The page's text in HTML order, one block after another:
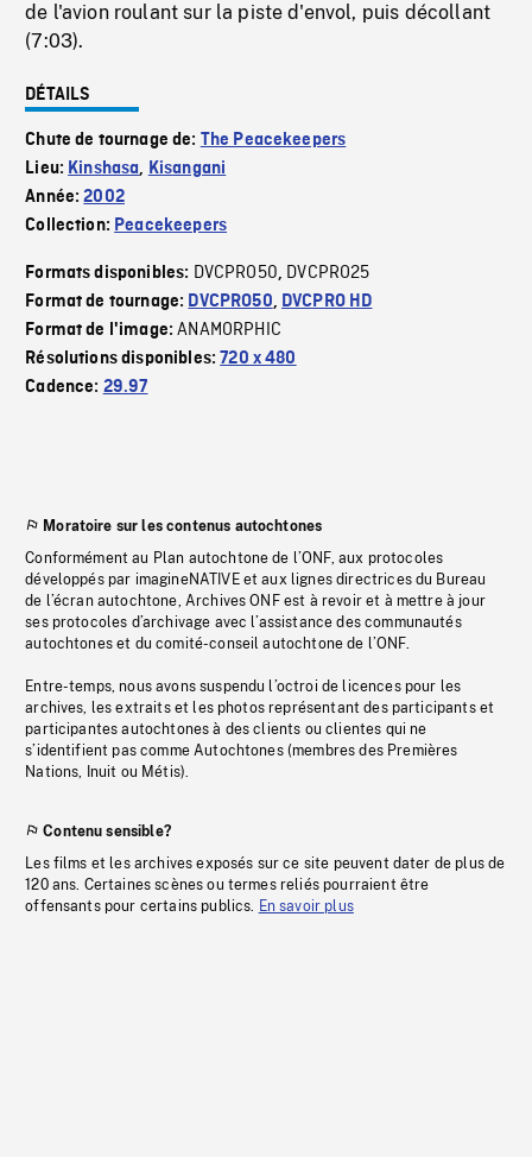
de l'avion roulant sur la piste d'envol, puis décollant
(7:03).
DÉTAILS
Chute de tournage de: The Peacekeepers
Lieu: Kinshasa, Kisangani
Année:2002
Collection: Peacekeepers
Formats disponibles: DVCPRO50, DVCPRO25
Format de tournage: DVCPRO50, DVCPRO HD
Format de l'image:ANAMORPHIC
Résolutions disponibles:720 x 480
Cadence: 29.97
Moratoire sur les contenus autochtones
Conformément au Plan autochtone de l’ONF, aux protocoles
développés par imagineNATIVE et aux lignes directrices du Bureau
de l’écran autochtone, Archives ONF est à revoir et à mettre à jour
ses protocoles d’archivage avec l’assistance des communautés
autochtones et du comité-conseil autochtone de l’ONF.
Entre-temps, nous avons suspendu l’octroi de licences pour les
archives, les extraits et les photos représentant des participants et
participantes autochtones à des clients ou clientes qui ne
s’identifient pas comme Autochtones (membres des Premières
Nations, Inuit ou Métis).
Contenu sensible?
Les films et les archives exposés sur ce site peuvent dater de plus de
120 ans. Certaines scènes ou termes reliés pourraient être
offensants pour certains publics. En savoir plus